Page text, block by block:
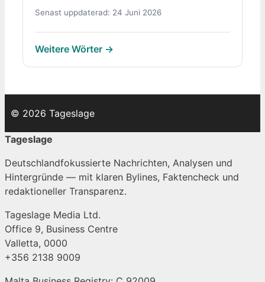
Senast uppdaterad: 24 Juni 2026
Weitere Wörter →
© 2026 Tageslage
Tageslage
Deutschlandfokussierte Nachrichten, Analysen und
Hintergründe — mit klaren Bylines, Faktencheck und
redaktioneller Transparenz.
Tageslage Media Ltd.
Office 9, Business Centre
Valletta, 0000
+356 2138 9009